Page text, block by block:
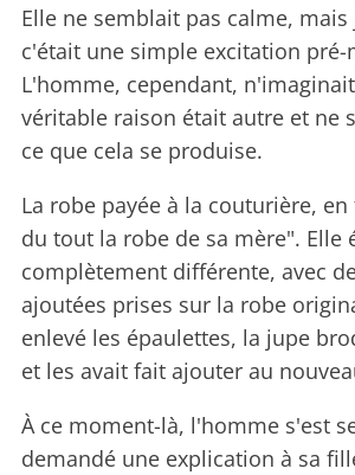
Elle ne semblait pas calme,
c'était une simple excitation pré-
L'homme, cependant,
véritable raison était autre et ne
ce que cela se produise.
La robe payée à la couturière,
du tout la robe de sa mère". Elle
complètement différente, avec
ajoutées prises sur la robe
enlevé les épaulettes, la jupe
et les avait fait ajouter au
À ce moment-là, l'homme s'est
demandé une explication à sa